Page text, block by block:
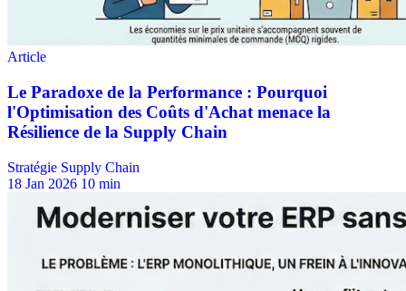
Stratégie Supply Chain
18 Jan 2026 10 min